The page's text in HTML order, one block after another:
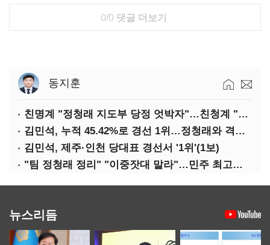
0/0 댓글 더보기
동지훈
친명계 "정청래 지도부 당정 엇박자"…친청계 "신천지 오물 폭탄"
김민석, 누적 45.42%로 경선 1위…정청래와 격차 0.86%p(2보)
김민석, 제주·인천 당대표 경선서 '1위'(1보)
"팀 정청래 정리" "이중잣대 말라"…민주 최고위원 계파 다툼 격화
뉴스리듬